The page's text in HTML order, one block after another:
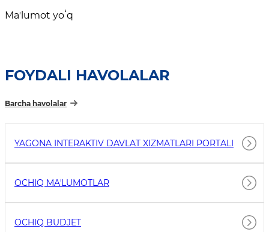
Maʼlumot yoʻq
FOYDALI HAVOLALAR
Barcha havolalar
YAGONA INTERAKTIV DAVLAT XIZMATLARI PORTALI
OCHIQ MAʼLUMOTLAR
OCHIQ BUDJET